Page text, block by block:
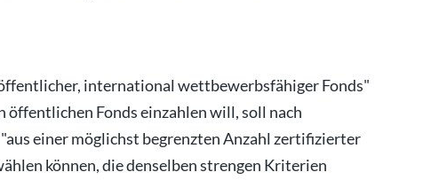
international wettbewerbsfähiger Fonds"
Fonds einzahlen will, soll nach
einer möglichst begrenzten Anzahl zertifizierter
können, die denselben strengen Kriterien